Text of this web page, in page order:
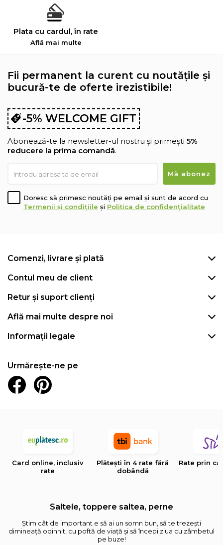
Plata cu cardul, în rate
Află mai multe
Fii permanent la curent cu noutățile și
bucură-te de oferte irezistibile!
-5% WELCOME GIFT
Abonează-te la newsletter-ul nostru și primești 5%
reducere la prima comandă.
Doresc să primesc noutăți pe email și sunt de acord cu
Termenii și condițiile și Politica de confidențialitate
Comenzi, livrare și plată
Contul meu de client
Retur și suport clienți
Află mai multe despre noi
Informații legale
Urmărește-ne pe
Card online, inclusiv
rate
Plătești în 4 rate fără
dobândă
Rate prin
Saltele, toppere saltea, perne
Știm cât de important e să ai un somn bun, să te trezești
dimineață odihnit, cu poftă de viață și să începi ziua cu zâmbetul
pe buze!